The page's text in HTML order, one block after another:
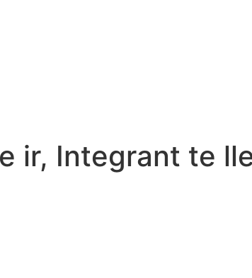
ir, Integrant te